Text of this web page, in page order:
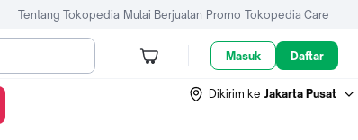
Tentang Tokopedia Mulai Berjualan Promo Tokopedia Care
Masuk Daftar
Dikirim ke Jakarta Pusat